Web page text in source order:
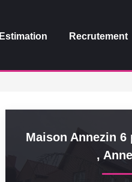
Estimation Recrutement
Maison Annezin 6
,